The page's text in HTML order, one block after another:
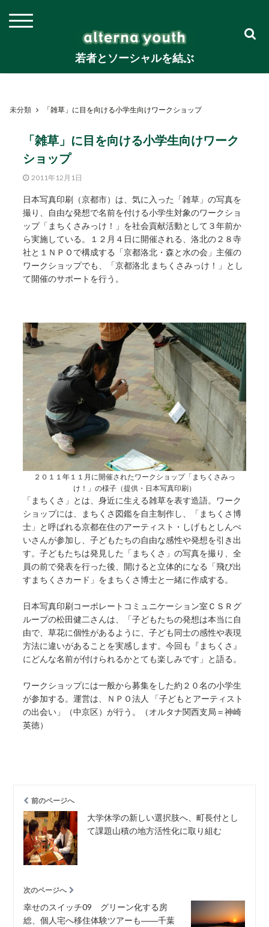
若者とソーシャルを結ぶ
未分類 「雑草」に目を向ける小学生向けワークショップ
「雑草」に目を向ける小学生向けワーク
ショップ
2011年12月1日
日本写真印刷（京都市）は、気に入った「雑草」の写真を
撮り、自由な発想で名前を付ける小学生対象のワークショ
ップ「まちくさみっけ！」を社会貢献活動として３年前か
ら実施している。１２月４日に開催される、洛北の２８寺
社と１ＮＰＯで構成する「京都洛北・森と水の会」主催の
ワークショップでも、「京都洛北 まちくさみっけ！」とし
て開催のサポートを行う。
２０１１年１１月に開催されたワークショップ「まちくさみっ
け！」の様子（提供・日本写真印刷）
「まちくさ」とは、身近に生える雑草を表す造語。ワーク
ショップには、まちくさ図鑑を自主制作し、「まちくさ博
士」と呼ばれる京都在住のアーティスト・しげもとしんぺ
いさんが参加し、子どもたちの自由な感性や発想を引き出
す。子どもたちは発見した「まちくさ」の写真を撮り、全
員の前で発表を行った後、開けると立体的になる「飛び出
すまちくさカード」をまちくさ博士と一緒に作成する。
日本写真印刷コーポレートコミュニケーション室ＣＳＲグ
ループの松田健二さんは、「子どもたちの発想は本当に自
由で、草花に個性があるように、子ども同士の感性や表現
方法に違いがあることを実感します。今回も『まちくさ』
にどんな名前が付けられるかとても楽しみです」と語る。
ワークショップには一般から募集をした約２０名の小学生
が参加する。運営は、ＮＰＯ法人 「子どもとアーティスト
の出会い」（中京区）が行う。（オルタナ関西支局＝神崎
英徳）
前のページへ
大学休学の新しい選択肢へ、町長付とし
て課題山積の地方活性化に取り組む
次のページへ
幸せのスイッチ09 グリーン化する房
総、個人宅へ移住体験ツアーも――千葉